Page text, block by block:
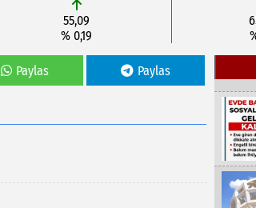
55,09
% 0,19
Paylas Paylas